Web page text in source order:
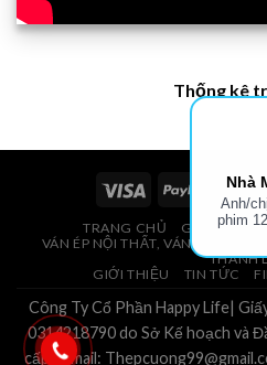
Thống kê
TRANG CHỦ
GIÁ VÁN
VÁN ÉP NỘI THẤT, VÁN ÉP BAO
THANH
GIỚI THIỆU
TIN TỨC
Công Ty Cổ Phần Happy Life|
0314218790 do Sở Kế hoạch và
cấp.| Email:
Nhà
Anh/
phim